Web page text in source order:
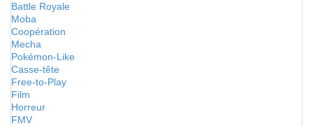
Battle Royale
Moba
Coopération
Mecha
Pokémon-Like
Casse-tête
Free-to-Play
Film
Horreur
FMV